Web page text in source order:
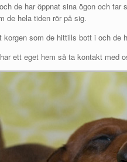
de har öppnat sina ögon och
de hela tiden rör på sig.
korgen som de hittills bott i och
ett eget hem så ta kontakt med